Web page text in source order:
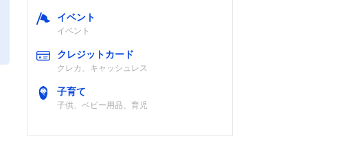
イベント
イベント
クレジットカード
クレカ、キャッシュレス
子育て
子供、ベビー用品、育児